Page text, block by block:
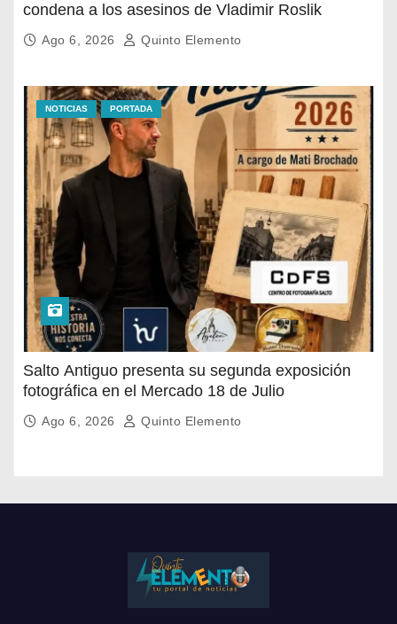
condena a los asesinos de Vladimir Roslik
Ago 6, 2026 Quinto Elemento
NOTICIAS PORTADA
Salto Antiguo presenta su segunda exposición
fotográfica en el Mercado 18 de Julio
Ago 6, 2026 Quinto Elemento